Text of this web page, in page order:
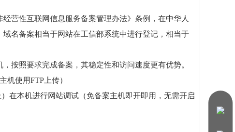
营性互联网信息服务备案管理办法》条例，在中华人
名备案相当于网站在工信部系统中进行登记，相当于
按照要求完成备案，其稳定性和访问速度更有优势。
机使用FTP上传）
在本机进行网站调试（免备案主机即开即用，无需开启